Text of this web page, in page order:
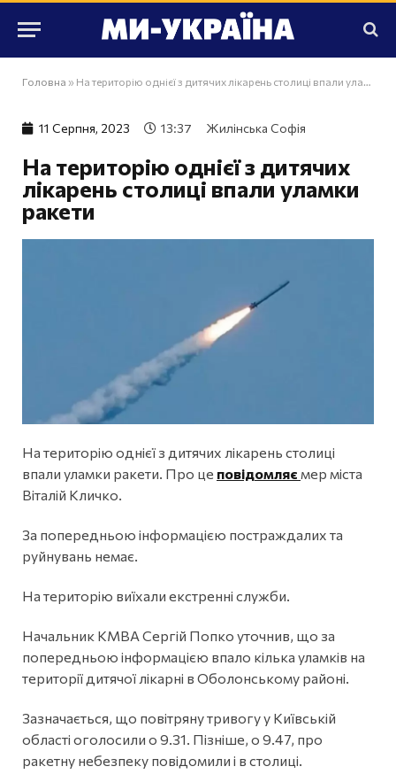
Головна » На територію однієї з дитячих лікарень столиці впали уламки ракети
11 Серпня, 2023 13:37 Жилінська Софія
На територію однієї з дитячих
лікарень столиці впали уламки
ракети
На територію однієї з дитячих лікарень столиці
впали уламки ракети. Про це повідомляє мер міста
Віталій Кличко.
За попередньою інформацією постраждалих та
руйнувань немає.
На територію виїхали екстренні служби.
Начальник КМВА Сергій Попко уточнив, що за
попередньою інформацією впало кілька уламків на
території дитячої лікарні в Оболонському районі.
Зазначається, що повітряну тривогу у Київській
області оголосили о 9.31. Пізніше, о 9.47, про
ракетну небезпеку повідомили і в столиці.